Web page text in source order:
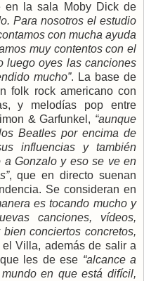
en la sala Moby Dick de
Para nosotros el estudio
con mucha ayuda
muy contentos con el
luego oyes las canciones
mucho”. La base de
folk rock americano con
y melodías pop entre
& Garfunkel, “aunque
Beatles por encima de
influencias y también
a Gonzalo y eso se ve en
, que en directo suenan
Se consideran en
es tocando mucho y
canciones, vídeos,
conciertos concretos,
Villa, además de salir a
les de ese “alcance a
en que está difícil,